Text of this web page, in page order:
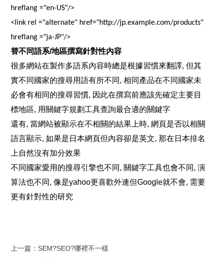
hreflang ="en-US"/>
<link rel ="alternate" href
hreflang ="ja-JP"/>
替不同語系/地區撰寫針對性內容
很多網站在製作多語系內容時總是根據習慣來翻譯, 但其
實不同國家的搜尋用語有所不同, 相同產品在不同國家未
必會有相同的搜尋習慣, 因此在撰寫前應該先確定主要目
標地區, 用關鍵字規劃工具查詢最合適的關鍵字
還有, 當網站被顯示在不相關的結果上時, 網頁是否以相關
語言顯示, 如果是日本網頁但內容卻是英文, 那在日本排名
上自然沒有加分效果
不同國家愛用的搜尋引擎也不同, 關鍵字工具也會不同, 演
算法也不同, 像是yahoo更喜歡外連但Google就不會, 需要
更有針對性的研究
上一篇： SEM?SEO?哪裡不一樣